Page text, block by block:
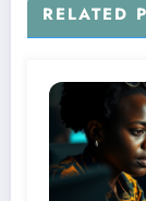
RELATED